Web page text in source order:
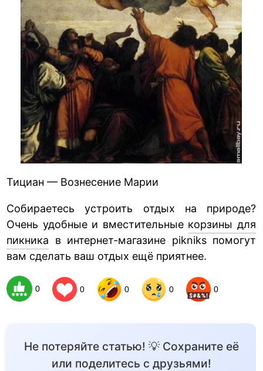
Тициан — Вознесение Марии
Собираетесь устроить отдых на природе?
Очень удобные и вместительные корзины для
пикника в интернет-магазине pikniks помогут
вам сделать ваш отдых ещё приятнее.
0 0 0 0 0
Не потеряйте статью! 💡 Сохраните её
или поделитесь с друзьями!